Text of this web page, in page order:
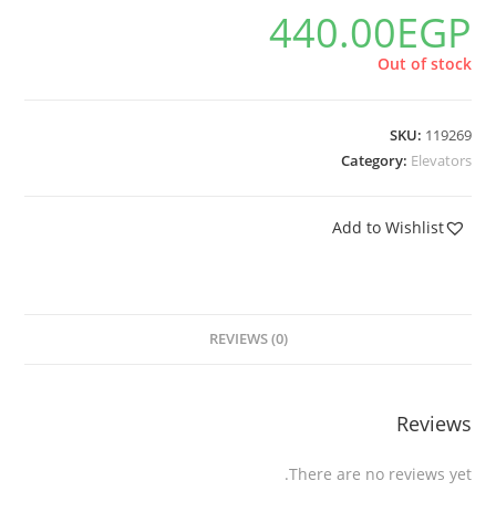
440.00EGP
Out of stock
SKU: 119269
Category: Elevators
Add to Wishlist
REVIEWS (0)
Reviews
There are no reviews yet.